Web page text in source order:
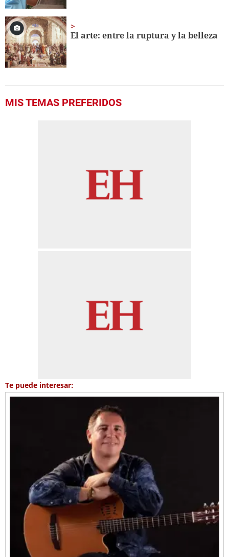
El arte: entre la ruptura y la belleza
MIS TEMAS PREFERIDOS
Te puede interesar: